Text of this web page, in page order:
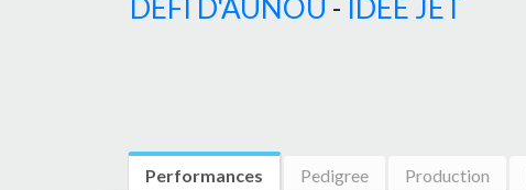
DEFI D'AUNOU - IDEE JET
Performances Pedigree Production